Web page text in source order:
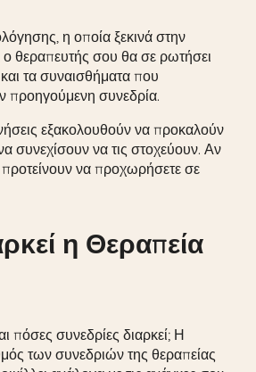
η οποία ξεκινά στην
ο θεραπευτής σου θα σε ρωτήσει
και τα συναισθήματα που
προηγούμενη συνεδρία.
εξακολουθούν να προκαλούν
συνεχίσουν να τις στοχεύουν. Αν
προτείνουν να προχωρήσετε σε
η Θεραπεία
πόσες συνεδρίες διαρκεί; Η
των συνεδριών της θεραπείας